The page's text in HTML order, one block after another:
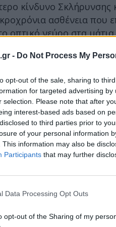
- Do Not Process My
opt-out of the sale, sharing to
for targeted advertising
selection. Please note that after
interest-based ads based on
to third parties prior to
of your personal information
This information may also be
Participants that may further
Data Processing Opt Outs
opt-out of the Sharing of my
κίνδυνο Σκλήρυνσης
ασθένεια που
οπτικό νεύρο στα μάτια.
κατέληξαν
της διατροφής
συστήματος, η
σε περίπου 700 άτομα
τους σε
επιθεώρηση Multiple